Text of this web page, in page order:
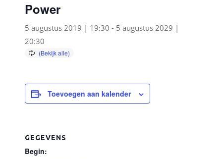
Power
5 augustus 2019 | 19:30 - 5 augustus 2029 |
20:30
Toevoegen aan kalender
GEGEVENS
Begin: